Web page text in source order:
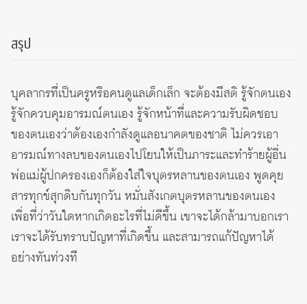
สรุป
บุคลากรที่เป็นครูหรือคนดูแลเด็กเล็ก จะต้องมีสติ รู้จักตนเอง
รู้จักควบคุมอารมณ์ตนเอง รู้จักหน้าที่และความรับผิดชอบ
ของตนเองว่าต้องเองกำลังดูแลอนาคตของชาติ ไม่ควรเอา
อารมณ์ทางลบของตนเองไปโยนให้เป็นภาระและทำร้ายผู้อื่น
พ่อแม่ผู้ปกครองเองก็ต้องใส่ใจบุตรหลานของตนเอง พูดคุย
สารทุกข์สุกดิบกันทุกวัน หมั่นสังเกตบุตรหลานของตนเอง
เพื่อที่ว่าวันใดหากเกิดอะไรที่ไม่ดีขึ้น เขาจะได้กล้ามาบอกเรา
เราจะได้รับทราบปัญหาที่เกิดขึ้น และสามารถแก้ปัญหาได้
อย่างทันท่วงที